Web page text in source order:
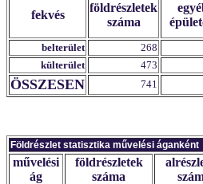
fekvés
földrészletek
száma
belterület 268
külterület
473
ÖSSZESEN 741
Földrészlet statisztika művelési áganként
művelési
ág
földrészletek
száma